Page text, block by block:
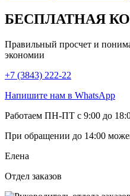
БЕСПЛАТНАЯ
Правильный просчет и
экономии
+7 (3843) 222-22
Напишите нам в WhatsApp
Работаем ПН-ПТ с 9:00 до
При обращении до 14:00
Елена
Отдел заказов